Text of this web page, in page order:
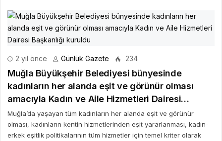
2 yıl önce Günlük Gazete 234
Muğla Büyükşehir Belediyesi bünyesinde
kadınların her alanda eşit ve görünür olması
amacıyla Kadın ve Aile Hizmetleri Dairesi
Başkanlığı kuruldu
Muğla’da yaşayan tüm kadınların her alanda eşit ve görünür
olması, kadınların kentin hizmetlerinden eşit yararlanması, kadın-
erkek eşitlik politikalarının tüm hizmetler için temel kriter olarak